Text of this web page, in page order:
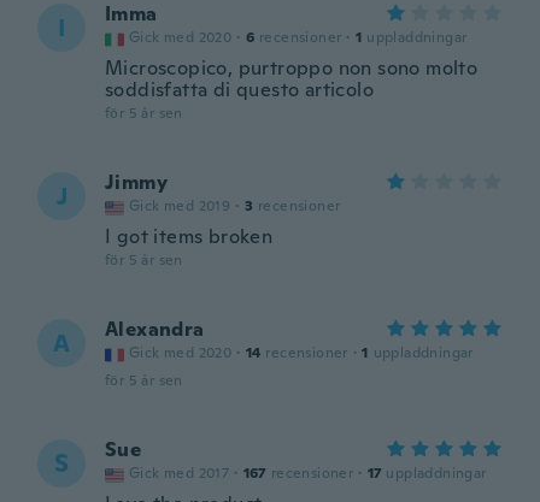
I Imma
Gick med 2020 · 6 recensioner · 1 uppladdningar
Microscopico, purtroppo non sono molto
soddisfatta di questo articolo
för 5 år sen
J Jimmy
Gick med 2019 · 3 recensioner
I got items broken
för 5 år sen
A Alexandra
Gick med 2020 · 14 recensioner · 1 uppladdningar
för 5 år sen
S Sue
Gick med 2017 · 167 recensioner · 17 uppladdningar